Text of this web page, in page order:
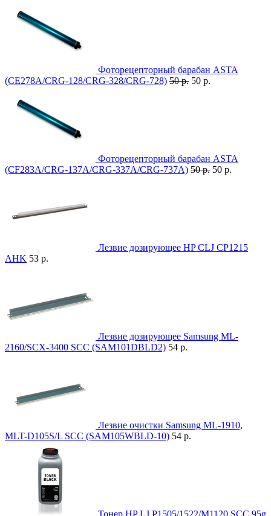
Фоторецепторный барабан ASTA
(CE278A/CRG-128/CRG-328/CRG-728) 50 р. 50 р.
Фоторецепторный барабан ASTA
(CF283A/CRG-137A/CRG-337A/CRG-737A) 50 р. 50 р.
Лезвие дозирующее HP CLJ CP1215
AHK 53 р.
Лезвие дозирующее Samsung ML-
2160/SCX-3400 SCC (SAM101DBLD2) 54 р.
Лезвие очистки Samsung ML-1910,
MLT-D105S/L SCC (SAM105WBLD-10) 54 р.